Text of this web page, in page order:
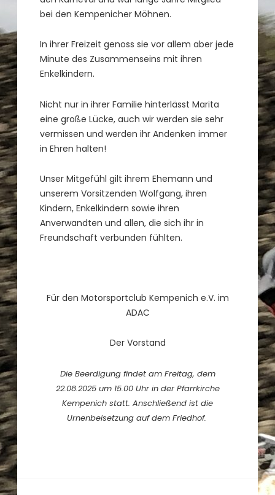
bei den Kempenicher Möhnen.
In ihrer Freizeit genoss sie vor allem aber jede
Minute des Zusammenseins mit ihren
Enkelkindern.
Nicht nur in ihrer Familie hinterlässt Marita
eine große Lücke, auch wir werden sie sehr
vermissen und werden ihr Andenken immer
in Ehren halten!
Unser Mitgefühl gilt ihrem Ehemann und
unserem Vorsitzenden Wolfgang, ihren
Kindern, Enkelkindern sowie ihren
Anverwandten und allen, die sich ihr in
Freundschaft verbunden fühlten.
Für den Motorsportclub Kempenich e.V. im
ADAC
Der Vorstand
Die Beerdigung findet am Freitag, dem
22.08.2025 um 15.00 Uhr in der Pfarrkirche
Kempenich statt. Anschließend ist die
Urnenbeisetzung auf dem Friedhof.